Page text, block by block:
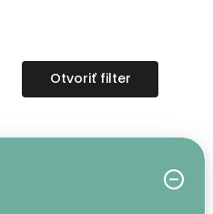
Otvoriť filter